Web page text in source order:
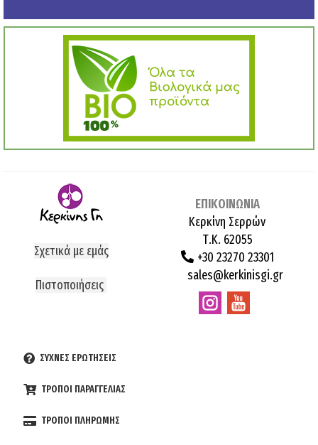
Σχετικά με εμάς
Πιστοποιήσεις
ΕΠΙΚΟΙΝΩΝΙΑ
Κερκίνη Σερρών
Τ.Κ. 62055
+30 23270 23301
sales@kerkinisgi.gr
ΣΥΧΝΕΣ ΕΡΩΤΗΣΕΙΣ
ΤΡΟΠΟΙ ΠΑΡΑΓΓΕΛΙΑΣ
ΤΡΟΠΟΙ ΠΛΗΡΩΜΗΣ